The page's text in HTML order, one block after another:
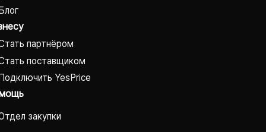
партнёром
поставщиком
YesPrice
закупки